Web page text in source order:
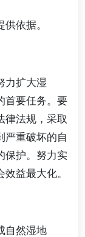
依据。
力扩大湿
首要任务。要
律法规，采取
严重破坏的自
保护。努力实
益最大化。
自然湿地